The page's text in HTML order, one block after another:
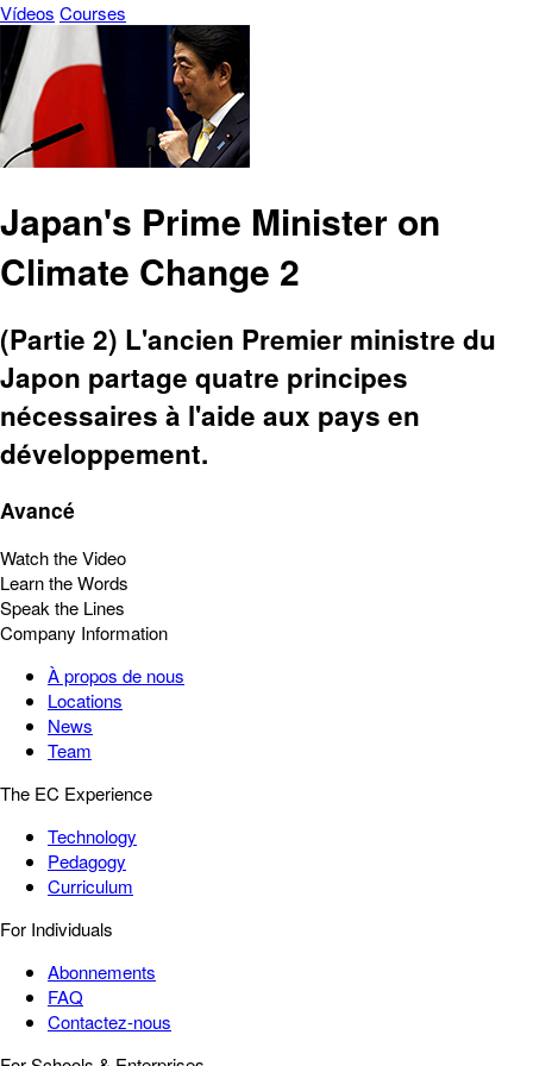
Vídeos Courses
Japan's Prime Minister on
Climate Change 2
(Partie 2) L'ancien Premier ministre du
Japon partage quatre principes
nécessaires à l'aide aux pays en
développement.
Avancé
Watch the Video
Learn the Words
Speak the Lines
Company Information
À propos de nous
Locations
News
Team
The EC Experience
Technology
Pedagogy
Curriculum
For Individuals
Abonnements
FAQ
Contactez-nous